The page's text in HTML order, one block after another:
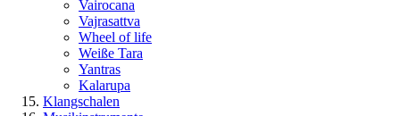
Vairocana
Vajrasattva
Wheel of life
Weiße Tara
Yantras
Kalarupa
Klangschalen